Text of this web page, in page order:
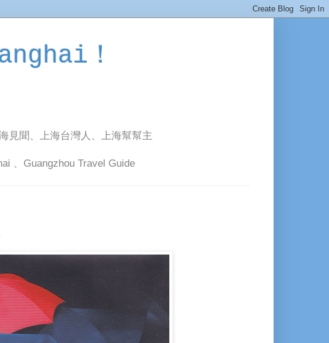
！
見聞、上海台灣人、上海幫幫主
、Guangzhou Travel Guide